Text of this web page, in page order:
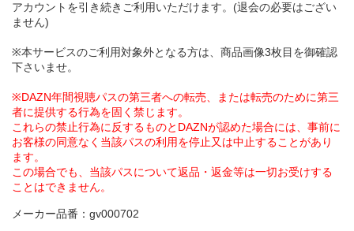
アカウントを引き続きご利用いただけます。(退会の必要はござい
ません)
※本サービスのご利用対象外となる方は、商品画像3枚目を御確認
下さいませ。
※DAZN年間視聴パスの第三者への転売、または転売のために第三
者に提供する行為を固く禁じます。
これらの禁止行為に反するものとDAZNが認めた場合には、事前に
お客様の同意なく当該パスの利用を停止又は中止することがあり
ます。
この場合でも、当該パスについて返品・返金等は一切お受けする
ことはできません。
メーカー品番：gv000702